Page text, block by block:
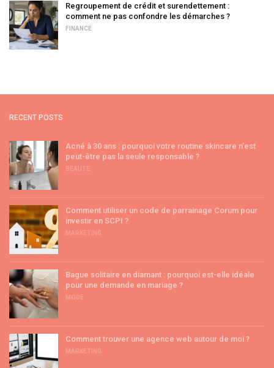
Regroupement de crédit et surendettement :
comment ne pas confondre les démarches ?
FINANCE
RECENT POSTS
Acné à 30 ans : pourquoi votre routine skincare n’est
peut-être pas la seule responsable ?
BEAUTÉ
Comment utiliser un code de parrainage Corum pour
investir en SCPI ?
MARKETING
Bague solitaire en diamant : pourquoi est-elle idéale
pour une demande en mariage ?
MODE
Comment trouver une agence web autour de moi ?
MARKETING